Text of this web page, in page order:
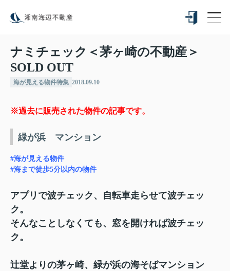
ナミチェック＜茅ヶ崎の不動産＞
SOLD OUT
海が見える物件特集 2018.09.10
※過去に販売された物件の記事です。
緑が浜 マンション
#海が見える物件
#海まで徒歩5分以内の物件
アプリで波チェック、自転車走らせて波チェッ
ク。
そんなことしなくても、窓を開ければ波チェッ
ク。
辻堂よりの茅ヶ崎、緑が浜の海そばマンション